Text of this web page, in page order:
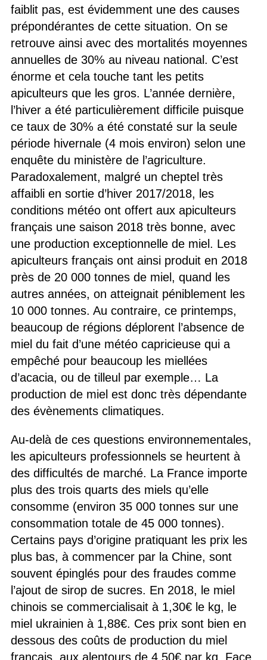
faiblit pas, est évidemment une des causes
prépondérantes de cette situation. On se
retrouve ainsi avec des mortalités moyennes
annuelles de 30% au niveau national. C’est
énorme et cela touche tant les petits
apiculteurs que les gros. L’année dernière,
l’hiver a été particulièrement difficile puisque
ce taux de 30% a été constaté sur la seule
période hivernale (4 mois environ) selon une
enquête du ministère de l’agriculture.
Paradoxalement, malgré un cheptel très
affaibli en sortie d’hiver 2017/2018, les
conditions météo ont offert aux apiculteurs
français une saison 2018 très bonne, avec
une production exceptionnelle de miel. Les
apiculteurs français ont ainsi produit en 2018
près de 20 000 tonnes de miel, quand les
autres années, on atteignait péniblement les
10 000 tonnes. Au contraire, ce printemps,
beaucoup de régions déplorent l’absence de
miel du fait d’une météo capricieuse qui a
empêché pour beaucoup les miellées
d’acacia, ou de tilleul par exemple… La
production de miel est donc très dépendante
des évènements climatiques.
Au-delà de ces questions environnementales,
les apiculteurs professionnels se heurtent à
des difficultés de marché. La France importe
plus des trois quarts des miels qu’elle
consomme (environ 35 000 tonnes sur une
consommation totale de 45 000 tonnes).
Certains pays d’origine pratiquant les prix les
plus bas, à commencer par la Chine, sont
souvent épinglés pour des fraudes comme
l’ajout de sirop de sucres. En 2018, le miel
chinois se commercialisait à 1,30€ le kg, le
miel ukrai­nien à 1,88€. Ces prix sont bien en
dessous des coûts de production du miel
français, aux alentours de 4,50€ par kg. Face